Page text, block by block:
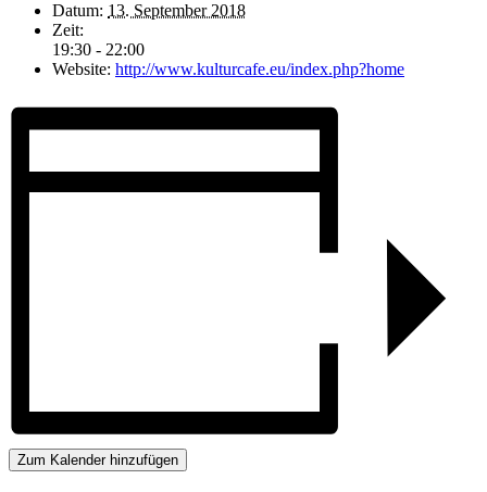
Datum: 13. September 2018
Zeit:
19:30 - 22:00
Website: http://www.kulturcafe.eu/index.php?home
Zum Kalender hinzufügen